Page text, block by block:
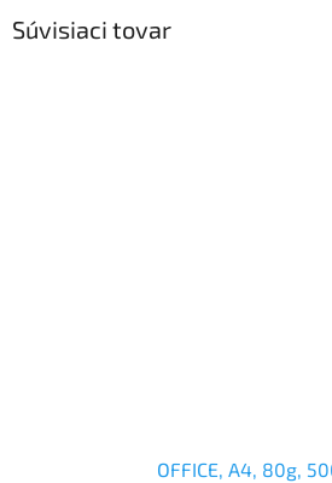
Súvisiaci tovar
OFFICE, A4, 80g,